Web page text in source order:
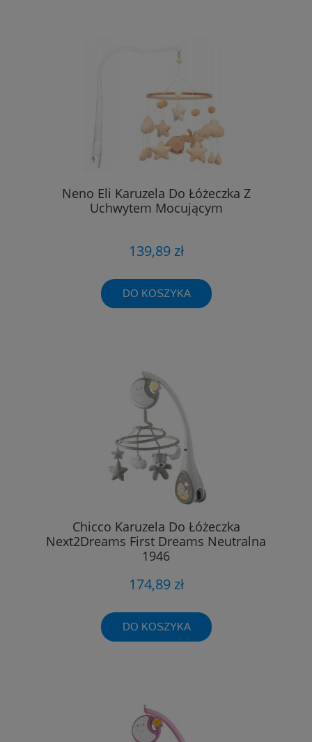
Neno Eli Karuzela Do Łóżeczka Z
Uchwytem Mocującym
139,89 zł
DO KOSZYKA
Chicco Karuzela Do Łóżeczka
Next2Dreams First Dreams Neutralna
1946
174,89 zł
DO KOSZYKA